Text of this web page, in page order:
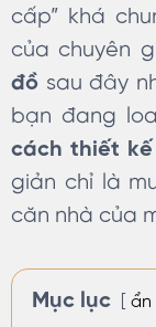
cấp” khá
của chuyên
đồ sau đây
bạn đang
cách thiết
giản chỉ là
căn nhà của
Mục lục
ẩn